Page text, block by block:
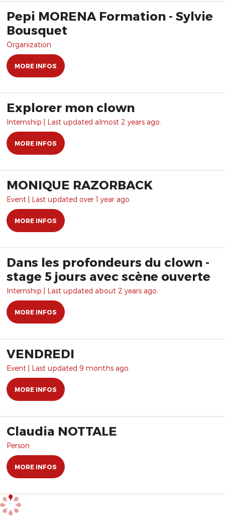
Pepi MORENA Formation - Sylvie
Bousquet
Organization
MORE INFOS
Explorer mon clown
Internship | Last updated almost 2 years ago.
MORE INFOS
MONIQUE RAZORBACK
Event | Last updated over 1 year ago.
MORE INFOS
Dans les profondeurs du clown -
stage 5 jours avec scène ouverte
Internship | Last updated about 2 years ago.
MORE INFOS
VENDREDI
Event | Last updated 9 months ago.
MORE INFOS
Claudia NOTTALE
Person
MORE INFOS